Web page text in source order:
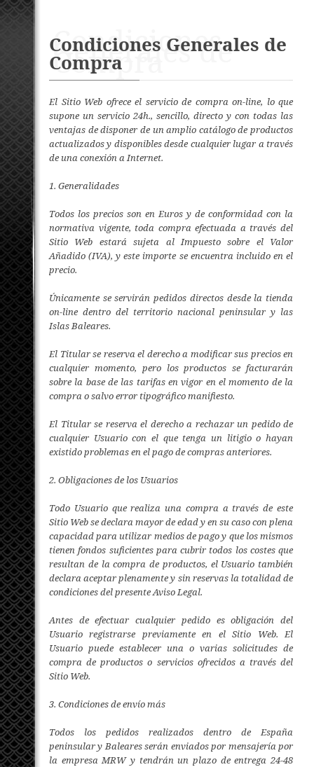
Condiciones
Generales de
Compra
Condiciones Generales de
Compra
El Sitio Web ofrece el servicio de compra on-line, lo que
supone un servicio 24h., sencillo, directo y con todas las
ventajas de disponer de un amplio catálogo de productos
actualizados y disponibles desde cualquier lugar a través
de una conexión a Internet.
1. Generalidades
Todos los precios son en Euros y de conformidad con la
normativa vigente, toda compra efectuada a través del
Sitio Web estará sujeta al Impuesto sobre el Valor
Añadido (IVA), y este importe se encuentra incluido en el
precio.
Únicamente se servirán pedidos directos desde la tienda
on-line dentro del territorio nacional peninsular y las
Islas Baleares.
El Titular se reserva el derecho a modificar sus precios en
cualquier momento, pero los productos se facturarán
sobre la base de las tarifas en vigor en el momento de la
compra o salvo error tipográfico manifiesto.
El Titular se reserva el derecho a rechazar un pedido de
cualquier Usuario con el que tenga un litigio o hayan
existido problemas en el pago de compras anteriores.
2. Obligaciones de los Usuarios
Todo Usuario que realiza una compra a través de este
Sitio Web se declara mayor de edad y en su caso con plena
capacidad para utilizar medios de pago y que los mismos
tienen fondos suficientes para cubrir todos los costes que
resultan de la compra de productos, el Usuario también
declara aceptar plenamente y sin reservas la totalidad de
condiciones del presente Aviso Legal.
Antes de efectuar cualquier pedido es obligación del
Usuario registrarse previamente en el Sitio Web. El
Usuario puede establecer una o varias solicitudes de
compra de productos o servicios ofrecidos a través del
Sitio Web.
3. Condiciones de envío más
Todos los pedidos realizados dentro de España
peninsular y Baleares serán enviados por mensajería por
la empresa MRW y tendrán un plazo de entrega 24-48